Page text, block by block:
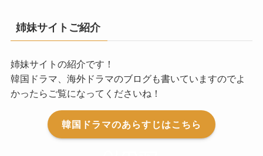
姉妹サイトご紹介
姉妹サイトの紹介です！
韓国ドラマ、海外ドラマのブログも書いていますのでよ
かったらご覧になってくださいね！
韓国ドラマのあらすじはこちら